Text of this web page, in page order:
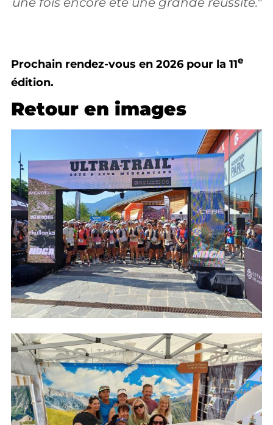
Prochain rendez-vous en 2026 pour la 11e
édition.
Retour en images